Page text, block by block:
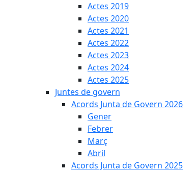
Actes 2019
Actes 2020
Actes 2021
Actes 2022
Actes 2023
Actes 2024
Actes 2025
Juntes de govern
Acords Junta de Govern 2026
Gener
Febrer
Març
Abril
Acords Junta de Govern 2025